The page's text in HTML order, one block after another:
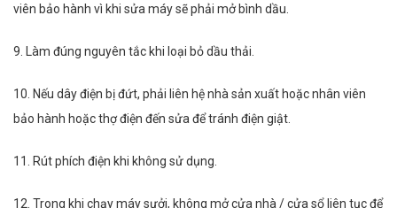
viên bảo hành vì khi sửa máy sẽ phải mở bình dầu.
9. Làm đúng nguyên tắc khi loại bỏ dầu thải.
10. Nếu dây điện bị đứt, phải liên hệ nhà sản xuất hoặc nhân viên
bảo hành hoặc thợ điện đến sửa để tránh điện giật.
11. Rút phích điện khi không sử dụng.
12. Trong khi chạy máy sưởi, không mở cửa nhà / cửa sổ liên tục để